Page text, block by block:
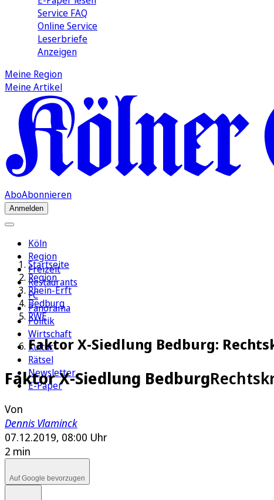
Service FAQ
Online Service
Leserbriefe
Anzeigen
Meine Region
Meine Artikel
AboAbonnieren
Anmelden
Köln
Region
Freizeit
Restaurants
FC
Panorama
Politik
Wirtschaft
Kultur
Rätsel
Newsletter
E-Paper
Startseite
Region
Rhein-Erft
Bedburg
RWE
Faktor X-Siedlung Bedburg:
Faktor X-Siedlung Bedburg
Von
Dennis Vlaminck
07.12.2019, 08:00 Uhr
2 min
Auf Google bevorzugen